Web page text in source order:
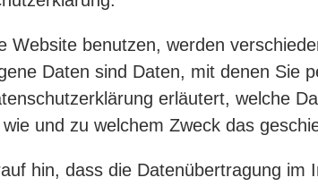
Website benutzen, werden
Daten sind Daten, mit denen Sie
erläutert, welche
und zu welchem Zweck das
hin, dass die Datenübertragung